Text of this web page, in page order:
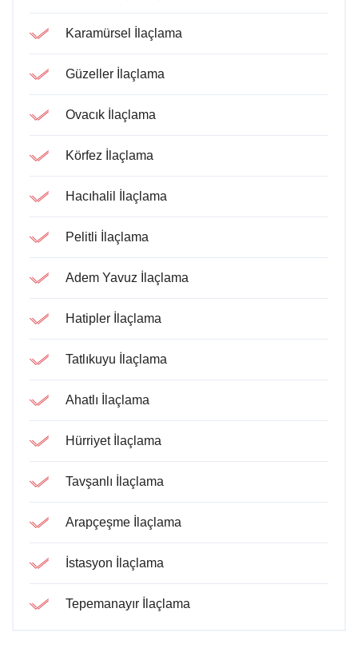
Karamürsel İlaçlama
Güzeller İlaçlama
Ovacık İlaçlama
Körfez İlaçlama
Hacıhalil İlaçlama
Pelitli İlaçlama
Adem Yavuz İlaçlama
Hatipler İlaçlama
Tatlıkuyu İlaçlama
Ahatlı İlaçlama
Hürriyet İlaçlama
Tavşanlı İlaçlama
Arapçeşme İlaçlama
İstasyon İlaçlama
Tepemanayır İlaçlama